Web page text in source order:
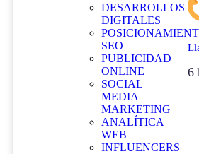
DESARROLLOS
DIGITALES
SEO
PUBLICIDAD
ONLINE
SOCIAL
MEDIA
MARKETING
ANALÍTICA
WEB
INFLUENCERS